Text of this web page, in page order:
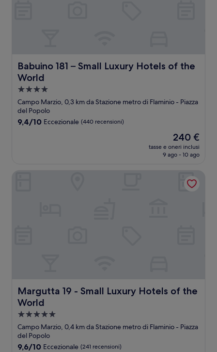
Babuino 181 – Small Luxury Hotels of the
World
Babuino 181 – Small Luxury Hotels of the World
Struttura
a
4.0
stelle
Campo Marzio, 0,3 km da Stazione metro di Flaminio - Piazza
del Popolo
9.4
9,4/10 Eccezionale (440 recensioni)
Il
prezzo
attuale
240 €
240 €
tasse e oneri inclusi
9 ago - 10 ago
Margutta 19 - Small Luxury Hotels of the
World
Margutta 19 - Small Luxury Hotels of the World
Struttura
a
5.0
stelle
Campo Marzio, 0,4 km da Stazione metro di Flaminio - Piazza
del Popolo
9.6
9,6/10 Eccezionale (241 recensioni)